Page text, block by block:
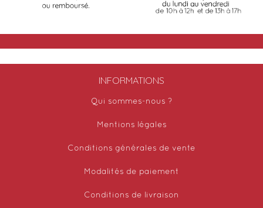
INFORMATIONS
Qui sommes-nous ?
Mentions légales
Conditions générales de vente
Modalités de paiement
Conditions de livraison